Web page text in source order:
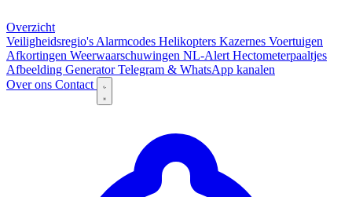
Overzicht
Veiligheidsregio's Alarmcodes Helikopters Kazernes Voertuigen
Afkortingen Weerwaarschuwingen NL-Alert Hectometerpaaltjes
Afbeelding GeneratorTelegram & WhatsApp kanalen
Over ons Contact